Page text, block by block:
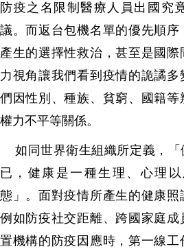
防疫之名限制醫療人員出國究
議。而返台包機名單的優先順序
產生的選擇性救治，甚至是國
力視角讓我們看到疫情的詭譎多
們因性別、種族、貧窮、國籍
權力不平等關係。
如同世界衛生組織所定義，「
已，健康是一種生理、心理
態」。面對疫情所產生的健康照
例如防疫社交距離、跨國家庭
置機構的防疫因應時，第一線